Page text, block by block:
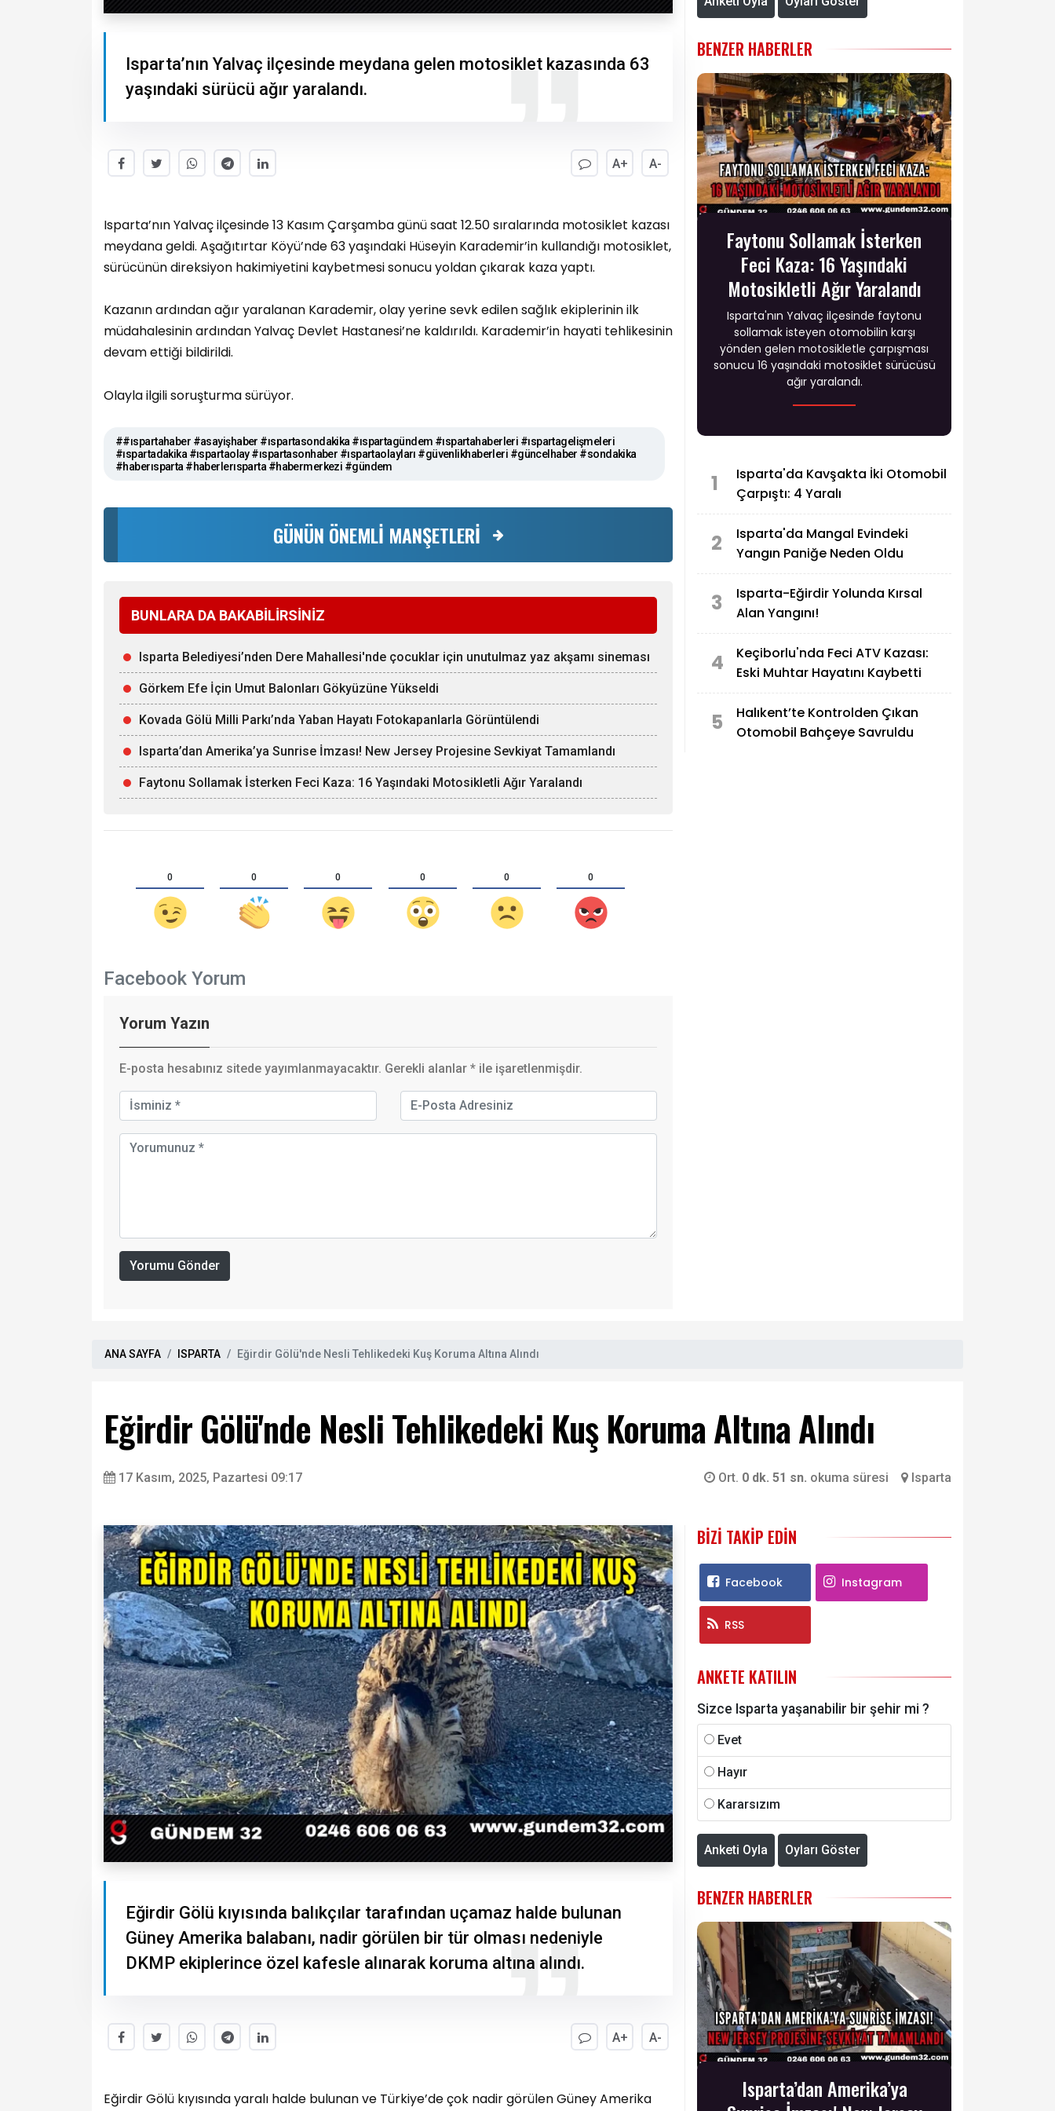
Isparta’nın Yalvaç ilçesinde meydana gelen motosiklet kazasında 63
yaşındaki sürücü ağır yaralandı.
A+ A-
Isparta’nın Yalvaç ilçesinde 13 Kasım Çarşamba günü saat 12.50 sıralarında motosiklet kazası
meydana geldi. Aşağıtırtar Köyü’nde 63 yaşındaki Hüseyin Karademir’in kullandığı motosiklet,
sürücünün direksiyon hakimiyetini kaybetmesi sonucu yoldan çıkarak kaza yaptı.
Kazanın ardından ağır yaralanan Karademir, olay yerine sevk edilen sağlık ekiplerinin ilk
müdahalesinin ardından Yalvaç Devlet Hastanesi’ne kaldırıldı. Karademir’in hayati tehlikesinin
devam ettiği bildirildi.
Olayla ilgili soruşturma sürüyor.
##ıspartahaber #asayişhaber #ıspartasondakika #ıspartagündem #ıspartahaberleri #ıspartagelişmeleri
#ıspartadakika #ıspartaolay #ıspartasonhaber #ıspartaolayları #güvenlikhaberleri #güncelhaber #sondakika
#haberısparta #haberlerısparta #habermerkezi #gündem
GÜNÜN ÖNEMLİ MANŞETLERİ
BUNLARA DA BAKABİLİRSİNİZ
Isparta Belediyesi’nden Dere Mahallesi'nde çocuklar için unutulmaz yaz akşamı sineması
Görkem Efe İçin Umut Balonları Gökyüzüne Yükseldi
Kovada Gölü Milli Parkı’nda Yaban Hayatı Fotokapanlarla Görüntülendi
Isparta’dan Amerika’ya Sunrise İmzası! New Jersey Projesine Sevkiyat Tamamlandı
Faytonu Sollamak İsterken Feci Kaza: 16 Yaşındaki Motosikletli Ağır Yaralandı
0 0 0 0 0 0
Facebook Yorum
Yorum Yazın
E-posta hesabınız sitede yayımlanmayacaktır. Gerekli alanlar * ile işaretlenmişdir.
Yorumu Gönder
BENZER HABERLER
Faytonu Sollamak İsterken
Feci Kaza: 16 Yaşındaki
Motosikletli Ağır Yaralandı
Isparta'nın Yalvaç ilçesinde faytonu
sollamak isteyen otomobilin karşı
yönden gelen motosikletle çarpışması
sonucu 16 yaşındaki motosiklet sürücüsü
ağır yaralandı.
1
Isparta'da Kavşakta İki Otomobil
Çarpıştı: 4 Yaralı
2
Isparta'da Mangal Evindeki
Yangın Paniğe Neden Oldu
3
Isparta-Eğirdir Yolunda Kırsal
Alan Yangını!
4
Keçiborlu'nda Feci ATV Kazası:
Eski Muhtar Hayatını Kaybetti
5
Halıkent’te Kontrolden Çıkan
Otomobil Bahçeye Savruldu
ANA SAYFA ISPARTA Eğirdir Gölü'nde Nesli Tehlikedeki Kuş Koruma Altına Alındı
Eğirdir Gölü'nde Nesli Tehlikedeki Kuş Koruma Altına Alındı
17 Kasım, 2025, Pazartesi 09:17 Ort. 0 dk. 51 sn. okuma süresi Isparta
Eğirdir Gölü kıyısında balıkçılar tarafından uçamaz halde bulunan
Güney Amerika balabanı, nadir görülen bir tür olması nedeniyle
DKMP ekiplerince özel kafesle alınarak koruma altına alındı.
A+ A-
Eğirdir Gölü kıyısında yaralı halde bulunan ve Türkiye’de çok nadir görülen Güney Amerika
BIZI TAKIP EDIN
Facebook Instagram
RSS
ANKETE KATILIN
Sizce Isparta yaşanabilir bir şehir mi ?
Evet
Hayır
Kararsızım
Anketi Oyla Oyları Göster
BENZER HABERLER
Isparta’dan Amerika’ya